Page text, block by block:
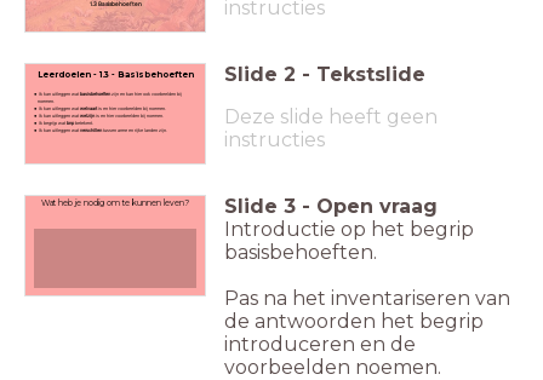
1.3 Basisbehoeften
instructies
Leerdoelen - 1.3 - Basisbehoeften
Ik kan uitleggen watbasisbehoeftenzijn en kan hier ook voorbeelden bij
noemen.
Ik kan uitleggen watwelvaartis en hier voorbeelden bij noemen.
Ik kan uitleggen watwelzijnis en hier voorbeelden bij noemen.
Ik begrijp watbnpbetekent.
Ik kan uitleggen watverschillentussen arme en rijke landen zijn.
Slide 2 - Tekstslide
Deze slide heeft geen
instructies
Wat heb je nodig om te kunnen leven? Slide 3 - Open vraag
Introductie op het begrip
basisbehoeften.
Pas na het inventariseren van
de antwoorden het begrip
introduceren en de
voorbeelden noemen.